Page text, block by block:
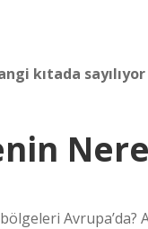
kıtada sayılıyor
Avrupa’da?